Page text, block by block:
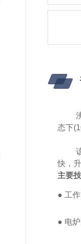
态下
快，
主要
● 工
● 电